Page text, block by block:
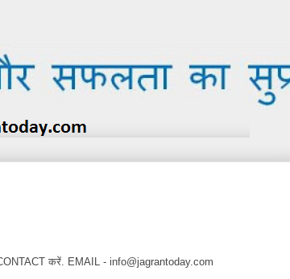
करें. EMAIL - info@jagrantoday.com